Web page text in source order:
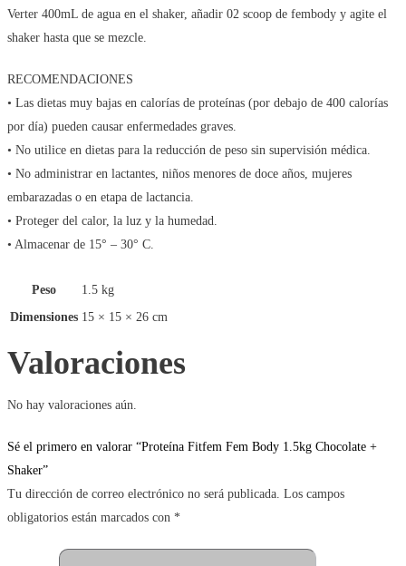
Verter 400mL de agua en el shaker, añadir 02 scoop de fembody y agite el
shaker hasta que se mezcle.
RECOMENDACIONES
• Las dietas muy bajas en calorías de proteínas (por debajo de 400 calorías
por día) pueden causar enfermedades graves.
• No utilice en dietas para la reducción de peso sin supervisión médica.
• No administrar en lactantes, niños menores de doce años, mujeres
embarazadas o en etapa de lactancia.
• Proteger del calor, la luz y la humedad.
• Almacenar de 15° – 30° C.
Peso
1.5 kg
Dimensiones 15 × 15 × 26 cm
Valoraciones
No hay valoraciones aún.
Sé el primero en valorar “Proteína Fitfem Fem Body 1.5kg Chocolate +
Shaker”
Tu dirección de correo electrónico no será publicada. Los campos
obligatorios están marcados con *